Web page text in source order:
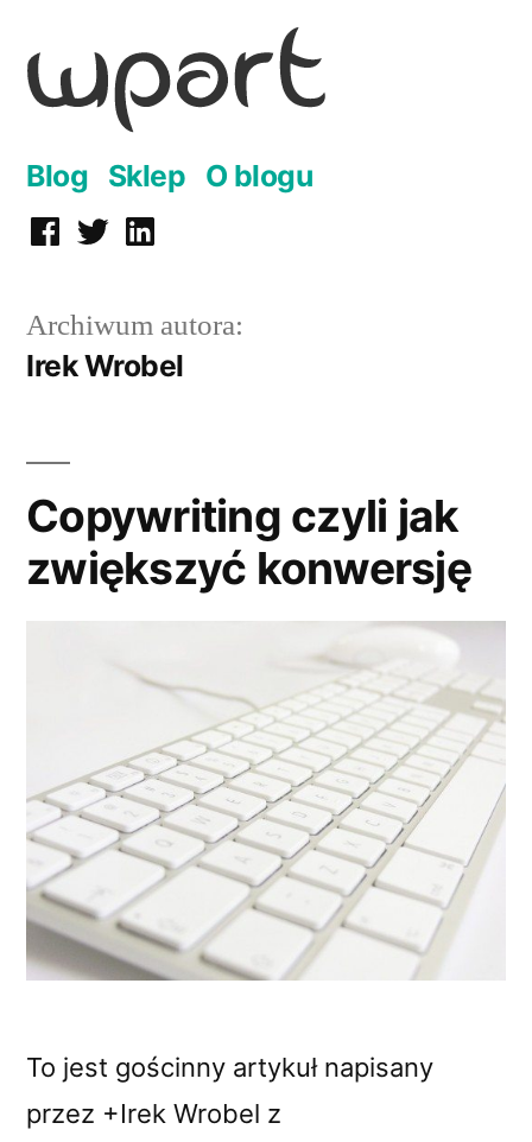
do
treści
Blog Sklep O blogu
Facebook
TwitterLinkedIn
Archiwum autora:
Irek Wrobel
Copywriting czyli jak
zwiększyć konwersję
To jest gościnny artykuł napisany
przez +Irek Wrobel z